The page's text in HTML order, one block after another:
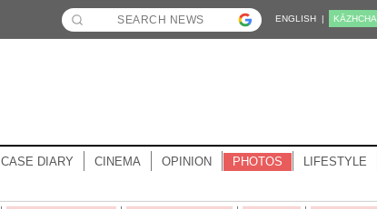
ENGLISH | KĀZHCHA
CASE DIARY CINEMA OPINION PHOTOS LIFESTYLE